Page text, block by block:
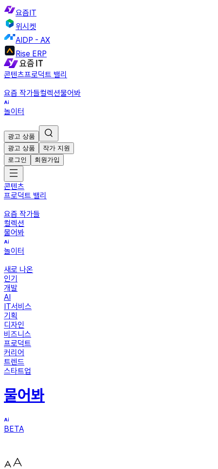
요즘IT
위시켓
AIDP - AX
Rise ERP
콘텐츠프로덕트 밸리
요즘 작가들컬렉션물어봐
놀이터
광고 상품
광고 상품
작가 지원
로그인
회원가입
콘텐츠
프로덕트 밸리
요즘 작가들
컬렉션
물어봐
놀이터
새로 나온
인기
개발
AI
IT서비스
기획
디자인
비즈니스
프로덕트
커리어
트렌드
스타트업
물어봐
BETA